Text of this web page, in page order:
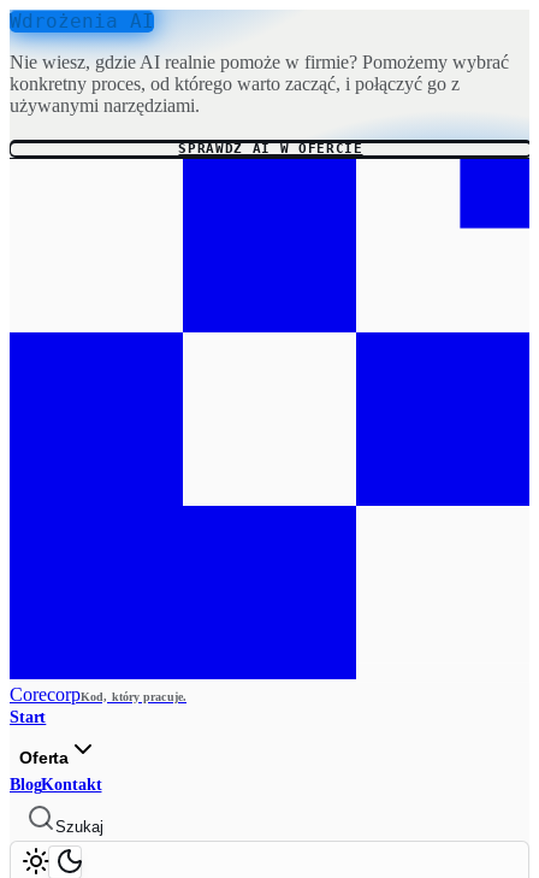
Wdrożenia AI
Nie wiesz, gdzie AI realnie pomoże w firmie? Pomożemy wybrać
konkretny proces, od którego warto zacząć, i połączyć go z
używanymi narzędziami.
SPRAWDŹ AI W OFERCIE
CorecorpKod, który pracuje.
Start
Oferta
BlogKontakt
Szukaj